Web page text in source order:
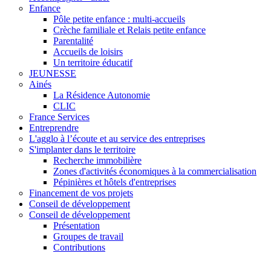
Enfance
Pôle petite enfance : multi-accueils
Crèche familiale et Relais petite enfance
Parentalité
Accueils de loisirs
Un territoire éducatif
JEUNESSE
Ainés
La Résidence Autonomie
CLIC
France Services
Entreprendre
L'agglo à l’écoute et au service des entreprises
S'implanter dans le territoire
Recherche immobilière
Zones d'activités économiques à la commercialisation
Pépinières et hôtels d'entreprises
Financement de vos projets
Conseil de développement
Conseil de développement
Présentation
Groupes de travail
Contributions